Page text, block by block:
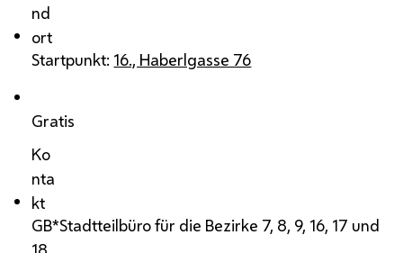
nd
ort
Startpunkt: 16., Haberlgasse 76
Gratis
Ko
nta
kt
GB*Stadtteilbüro für die Bezirke 7, 8, 9, 16, 17 und